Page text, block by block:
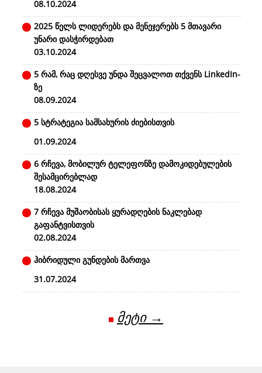
08.10.2024
2025 წელს ლიდერებს და მენეჯერებს 5 მთავარი
უნარი დასჭირდებათ
03.10.2024
5 რამ, რაც დღესვე უნდა შეცვალოთ თქვენს LinkedIn-
ზე
08.09.2024
5 სტრატეგია სამსახურის ძიებისთვის
01.09.2024
6 რჩევა, მობილურ ტელეფონზე დამოკიდებულების
შესამცირებლად
18.08.2024
7 რჩევა მუშაობისას ყურადღების ნაკლებად
გაფანტვისთვის
02.08.2024
ჰიბრიდული გუნდების მართვა
31.07.2024
მეტი →